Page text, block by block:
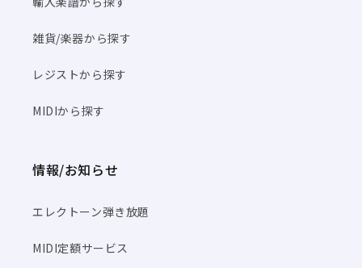
雑貨/楽器から探す
レジストから探す
MIDIから探す
情報/お知らせ
エレクトーン弾き放題
MIDI定額サービス